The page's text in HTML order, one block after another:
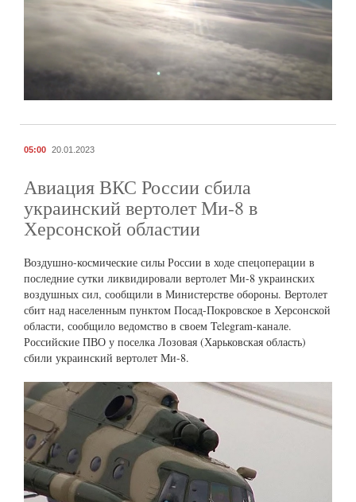
05:00 20.01.2023
Авиация ВКС России сбила
украинский вертолет Ми-8 в
Херсонской областии
Воздушно-космические силы России в ходе спецоперации в
последние сутки ликвидировали вертолет Ми-8 украинских
воздушных сил, сообщили в Министерстве обороны. Вертолет
сбит над населенным пунктом Посад-Покровское в Херсонской
области, сообщило ведомство в своем Telegram-канале.
Российские ПВО у поселка Лозовая (Харьковская область)
сбили украинский вертолет Ми-8.